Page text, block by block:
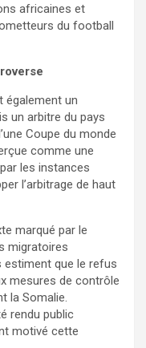
africaines et
du football
également un
un arbitre du pays
Coupe du monde
comme une
les instances
l’arbitrage de haut
marqué par le
migratoires
estiment que le refus
mesures de contrôle
la Somalie.
rendu public
motivé cette